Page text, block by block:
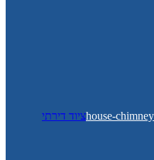
ציוד דירתי